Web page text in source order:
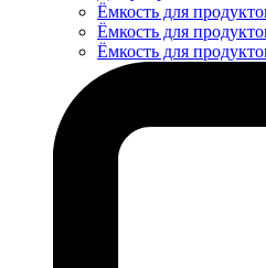
Ёмкость для
Ёмкость для
Ёмкость для